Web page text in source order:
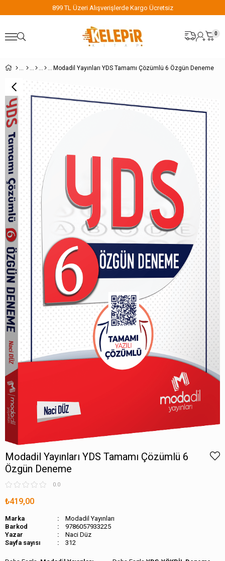
899 TL Üzeri Alışverişlerde Kargo Ücretsiz
0
Modadil Yayınları YDS Tamamı Çözümlü 6 Özgün Deneme
Modadil Yayınları YDS Tamamı Çözümlü 6
Özgün Deneme
0.0
₺419,00
Marka
Modadil Yayınları
Barkod
9786057933225
Naci Düz
Sayfa sayısı
312